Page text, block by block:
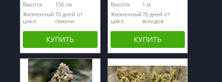
Высота:
150 см
Жизненный
цикл:
70 дней от
семени
КУПИТЬ
Высота:
1 м
Жизненный
цикл:
70 дней от
всходов
КУПИТЬ